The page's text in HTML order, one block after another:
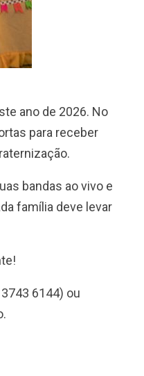
ano de 2026. No
para receber
bandas ao vivo e
família deve levar
6144) ou